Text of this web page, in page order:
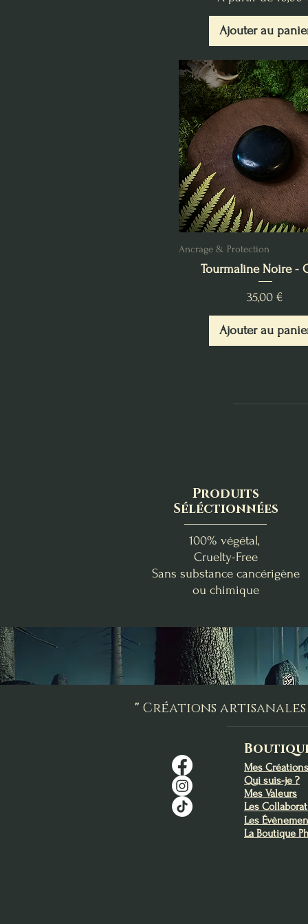
Ajouter au
Ancrage & Protection
Tourmaline Noire -
Prix
35,00 €
Ajouter au
Produits
Séléctionnées
100% végétal,
Cruelty-Free
Sans substance cancérigène
ou chimique
" Créations
Mes Créations
Qui suis-je ?
Mes Valeurs
Les
Les
La Boutique